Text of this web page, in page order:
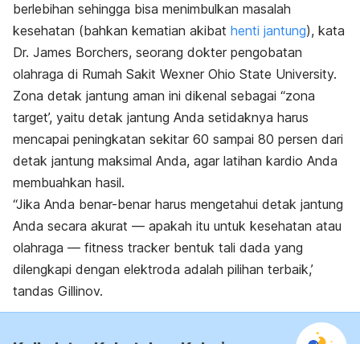
berlebihan sehingga bisa menimbulkan masalah
kesehatan (bahkan kematian akibat henti jantung), kata
Dr. James Borchers, seorang dokter pengobatan
olahraga di Rumah Sakit Wexner Ohio State University.
Zona detak jantung aman ini dikenal sebagai “zona
target’, yaitu detak jantung Anda setidaknya harus
mencapai peningkatan sekitar 60 sampai 80 persen dari
detak jantung maksimal Anda, agar latihan kardio Anda
membuahkan hasil.
“Jika Anda benar-benar harus mengetahui detak jantung
Anda secara akurat — apakah itu untuk kesehatan atau
olahraga — fitness tracker bentuk tali dada yang
dilengkapi dengan elektroda adalah pilihan terbaik,’
tandas Gillinov.